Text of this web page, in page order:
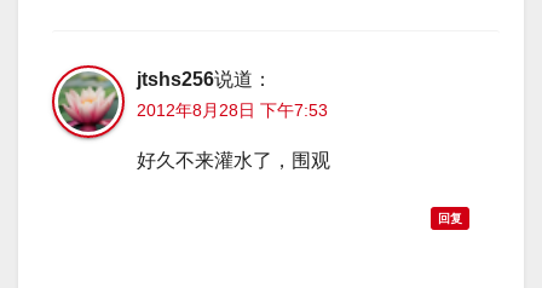
jtshs256说道：
2012年8月28日 下午7:53
好久不来灌水了，围观
回复